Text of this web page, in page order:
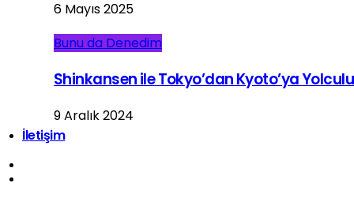
6 Mayıs 2025
Bunu da Denedim
Shinkansen ile Tokyo’dan Kyoto’ya
9 Aralık 2024
İletişim